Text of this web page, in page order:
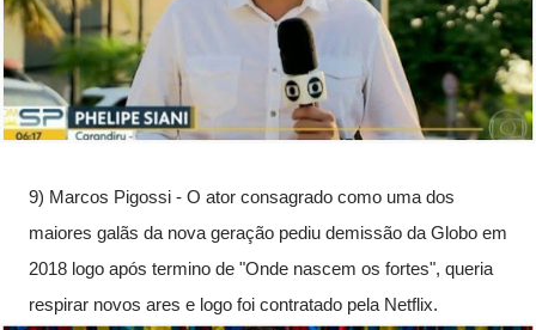
9) Marcos Pigossi - O ator consagrado como uma dos
maiores galãs da nova geração pediu demissão da Globo em
2018 logo após termino de "Onde nascem os fortes", queria
respirar novos ares e logo foi contratado pela Netflix.